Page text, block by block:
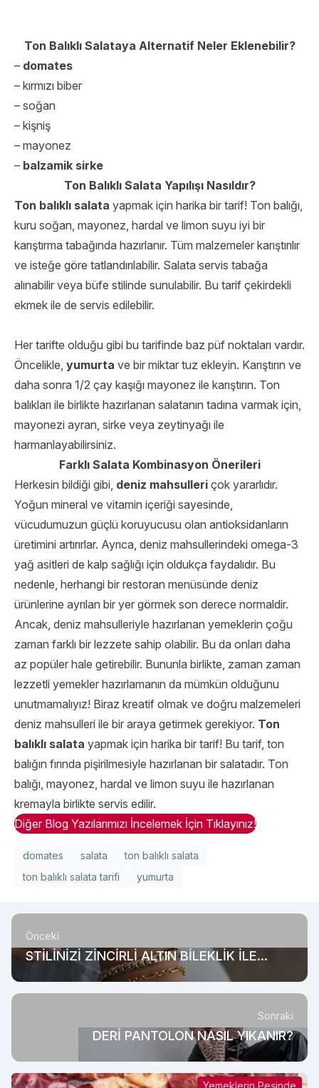
Ton Balıklı Salataya Alternatif Neler Eklenebilir?
– domates
– kırmızı biber
– soğan
– kişniş
– mayonez
– balzamik sirke
Ton Balıklı Salata Yapılışı Nasıldır?
Ton balıklı salata yapmak için harika bir tarif! Ton balığı,
kuru soğan, mayonez, hardal ve limon suyu iyi bir
karıştırma tabağında hazırlanır. Tüm malzemeler karıştırılır
ve isteğe göre tatlandırılabilir. Salata servis tabağa
alınabilir veya büfe stilinde sunulabilir. Bu tarif çekirdekli
ekmek ile de servis edilebilir.
Her tarifte olduğu gibi bu tarifinde baz püf noktaları vardır.
Öncelikle, yumurta ve bir miktar tuz ekleyin. Karıştırın ve
daha sonra 1/2 çay kaşığı mayonez ile karıştırın. Ton
balıkları ile birlikte hazırlanan salatanın tadına varmak için,
mayonezi ayran, sirke veya zeytinyağı ile
harmanlayabilirsiniz.
Farklı Salata Kombinasyon Önerileri
Herkesin bildiği gibi, deniz mahsulleri çok yararlıdır.
Yoğun mineral ve vitamin içeriği sayesinde,
vücudumuzun güçlü koruyucusu olan antioksidanların
üretimini artırırlar. Ayrıca, deniz mahsullerindeki omega-3
yağ asitleri de kalp sağlığı için oldukça faydalıdır. Bu
nedenle, herhangi bir restoran menüsünde deniz
ürünlerine ayrılan bir yer görmek son derece normaldir.
Ancak, deniz mahsulleriyle hazırlanan yemeklerin çoğu
zaman farklı bir lezzete sahip olabilir. Bu da onları daha
az popüler hale getirebilir. Bununla birlikte, zaman zaman
lezzetli yemekler hazırlamanın da mümkün olduğunu
unutmamalıyız! Biraz kreatif olmak ve doğru malzemeleri
deniz mahsulleri ile bir araya getirmek gerekiyor. Ton
balıklı salata yapmak için harika bir tarif! Bu tarif, ton
balığın fırında pişirilmesiyle hazırlanan bir salatadır. Ton
balığı, mayonez, hardal ve limon suyu ile hazırlanan
kremayla birlikte servis edilir.
Diğer Blog Yazılarımızı İncelemek İçin Tıklayınız!
domates salata
ton balıklı salata
ton balıklı salata tarifi
yumurta
Önceki
STİLİNİZİ ZİNCİRLİ ALTIN BİLEKLİK İLE
TAMAMLAYIN
Sonraki
DERİ PANTOLON NASIL YIKANIR?
Yemeklerin Peşinde